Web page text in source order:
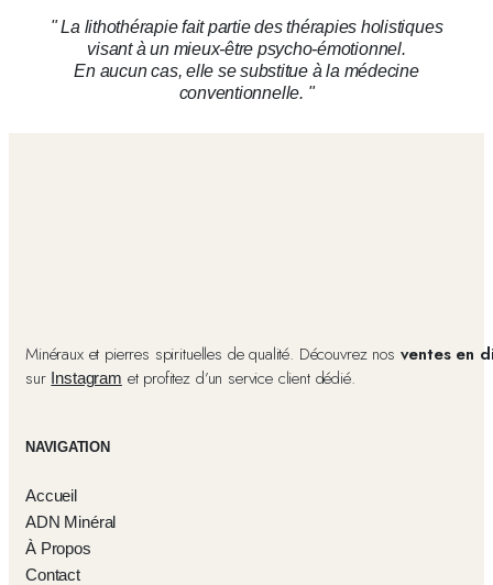
" La lithothérapie fait partie des thérapies holistiques
visant à un mieux-être psycho-émotionnel.
En aucun cas, elle se substitue à la médecine
conventionnelle. "
Minéraux et pierres spirituelles de qualité. Découvrez nos ventes en
sur Instagram et profitez d’un service client dédié.
NAVIGATION
Accueil
ADN Minéral
À Propos
Contact